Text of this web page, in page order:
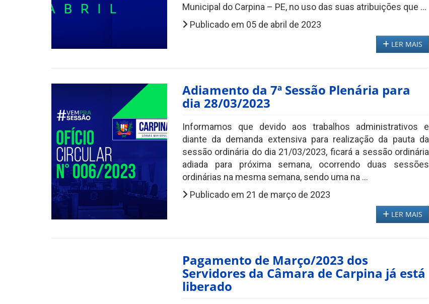
Municipal do Carpina – PE, no uso das suas atribuições que ...
Publicado em 05 de abril de 2023
LER MAIS
Adiamento da 7ª Sessão Plenária para
dia 28/03/2023
Informamos que devido aos trabalhos administrativos e
diante da demanda extensiva para realização da pauta da
sessão ordinária do dia 21/03/2023, ficará a sessão ordinária
adiada para próxima semana, ocorrendo duas sessões
ordinárias na mesma semana, sendo uma na ...
Publicado em 21 de março de 2023
LER MAIS
Pagamento de Março/2023 dos
Servidores da Câmara de Carpina já está
liberado